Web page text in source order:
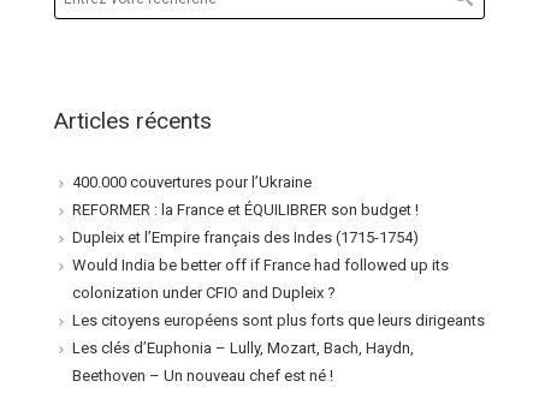
Articles récents
400.000 couvertures pour l’Ukraine
REFORMER : la France et ÉQUILIBRER son budget !
Dupleix et l’Empire français des Indes (1715-1754)
Would India be better off if France had followed up its
colonization under CFIO and Dupleix ?
Les citoyens européens sont plus forts que leurs dirigeants
Les clés d’Euphonia – Lully, Mozart, Bach, Haydn,
Beethoven – Un nouveau chef est né !